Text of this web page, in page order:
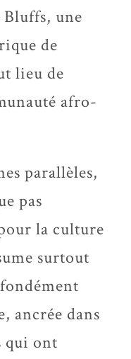
Bluffs, une
de
lieu de
afro-
parallèles,
pas
la culture
surtout
ancrée dans
qui ont